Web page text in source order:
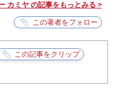
カミヤ の記事をもっとみる >